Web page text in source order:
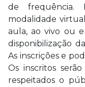
de frequência.
modalidade
aula, ao vivo ou
disponibilização
As inscrições e
Os inscritos
respeitados o